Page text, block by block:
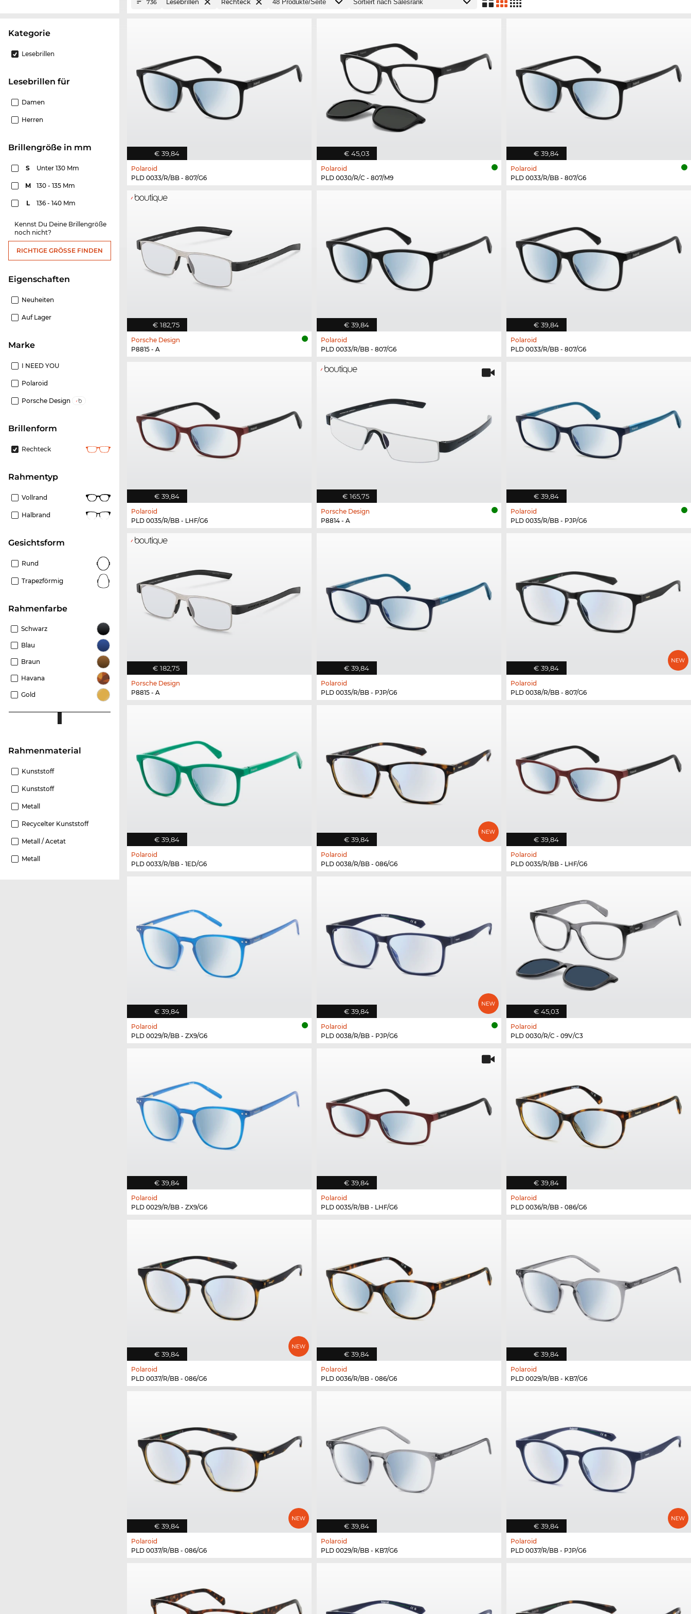
Kategorie
Lesebrillen
Lesebrillen für
Damen
Herren
Brillengröße in mm
S Unter 130 Mm
M 130 - 135 Mm
L 136 - 140 Mm
Kennst Du Deine Brillengröße
noch nicht?
RICHTIGE GRÖSSE FINDEN
Eigenschaften
Neuheiten
Auf Lager
Marke
I NEED YOU
Polaroid
Porsche Design
Brillenform
Rechteck
Rahmentyp
Vollrand
Halbrand
Gesichtsform
Rund
Trapezförmig
Rahmenfarbe
Schwarz
Blau
Braun
Havana
Gold
Rahmenmaterial
Kunststoff
Kunststoff
Metall
Recycelter Kunststoff
Metall / Acetat
Metall
736 Lesebrillen Rechteck
€ 39,84
Polaroid
PLD 0033/R/BB - 807/G6
€ 45,03
Polaroid
PLD 0030/R/C - 807/M9
€ 39,84
Polaroid
PLD 0033/R/BB - 807/G6
€ 182,75
Porsche Design
P8815 - A
€ 39,84
Polaroid
PLD 0033/R/BB - 807/G6
€ 39,84
Polaroid
PLD 0033/R/BB - 807/G6
€ 39,84
Polaroid
PLD 0035/R/BB - LHF/G6
€ 165,75
Porsche Design
P8814 - A
€ 39,84
Polaroid
PLD 0035/R/BB - PJP/G6
€ 182,75
Porsche Design
P8815 - A
€ 39,84
Polaroid
PLD 0035/R/BB - PJP/G6
€ 39,84
Polaroid
PLD 0038/R/BB - 807/G6
€ 39,84
Polaroid
PLD 0033/R/BB - 1ED/G6
€ 39,84
Polaroid
PLD 0038/R/BB - 086/G6
€ 39,84
Polaroid
PLD 0035/R/BB - LHF/G6
€ 39,84
Polaroid
PLD 0029/R/BB - ZX9/G6
€ 39,84
Polaroid
PLD 0038/R/BB - PJP/G6
€ 45,03
Polaroid
PLD 0030/R/C - 09V/C3
€ 39,84
Polaroid
PLD 0029/R/BB - ZX9/G6
€ 39,84
Polaroid
PLD 0035/R/BB - LHF/G6
€ 39,84
Polaroid
PLD 0036/R/BB - 086/G6
€ 39,84
Polaroid
PLD 0037/R/BB - 086/G6
€ 39,84
Polaroid
PLD 0036/R/BB - 086/G6
€ 39,84
Polaroid
PLD 0029/R/BB - KB7/G6
€ 39,84
Polaroid
PLD 0037/R/BB - 086/G6
€ 39,84
Polaroid
PLD 0029/R/BB - KB7/G6
€ 39,84
Polaroid
PLD 0037/R/BB - PJP/G6